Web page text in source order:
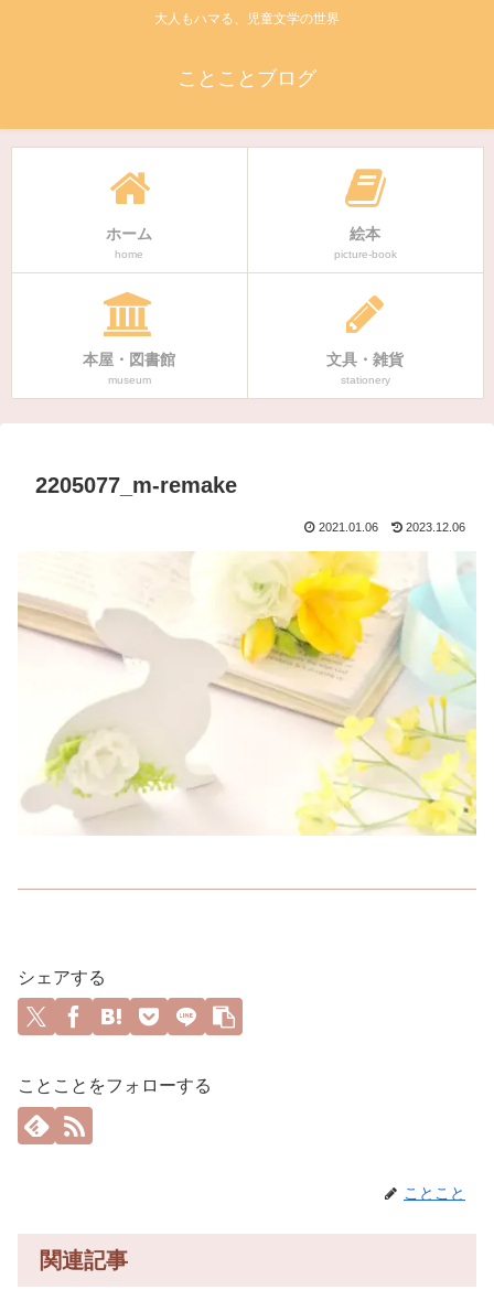
大人もハマる、児童文学の世界
ことことブログ
ホーム
home
絵本
picture-book
本屋・図書館
museum
文具・雑貨
stationery
2205077_m-remake
2021.01.06 2023.12.06
シェアする
ことことをフォローする
ことこと
関連記事